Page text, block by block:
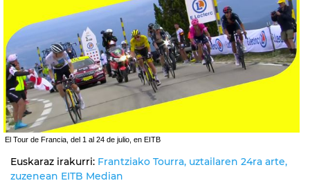
El Tour de Francia, del 1 al 24 de julio, en EITB
Euskaraz irakurri: Frantziako Tourra, uztailaren 24ra arte,
zuzenean EITB Median